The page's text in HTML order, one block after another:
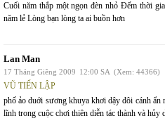
Cuối năm thắp một ngọn đèn nhỏ Đếm thời
năm lẻ Lòng bạn lòng ta ai buồn hơn
Lan Man
17 Tháng Giêng 2009 12:00 SA (Xem: 44366)
VŨ TIẾN LẬP
phố ảo duới sương khuya khơi dậy đôi cánh
lĩnh trong cuộc chơi thiên diễn tác thành và hủy